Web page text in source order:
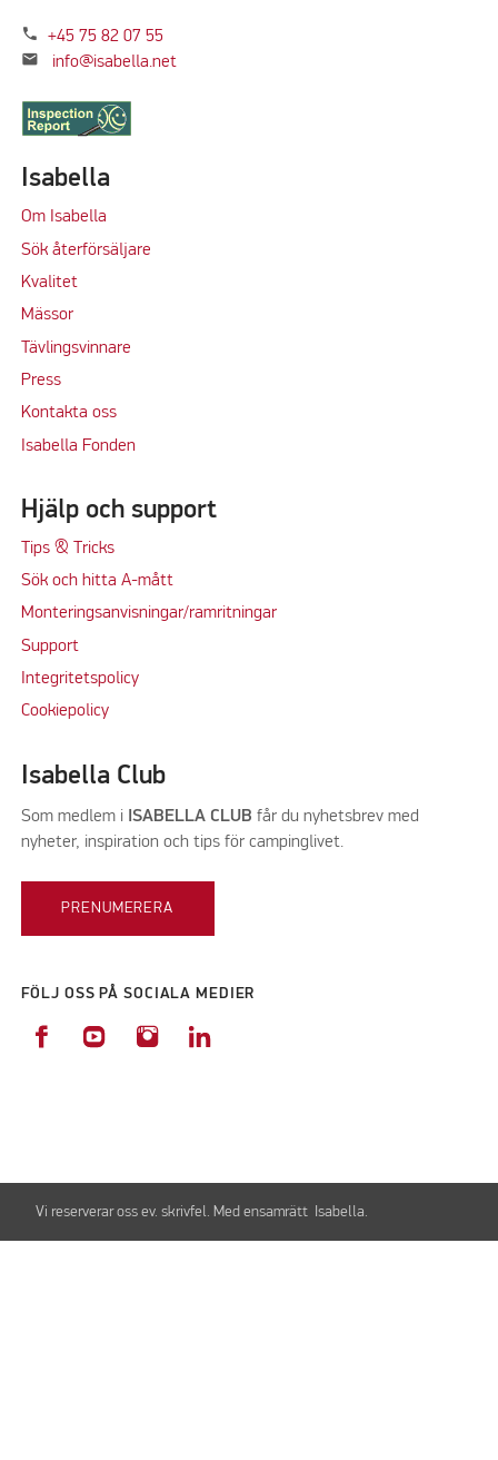
phone +45 75 82 07 55
mail info@isabella.net
Isabella
Om Isabella
Sök återförsäljare
Kvalitet
Mässor
Tävlingsvinnare
Press
Kontakta oss
Isabella Fonden
Hjälp och support
Tips & Tricks
Sök och hitta A-mått
Monteringsanvisningar/ramritningar
Support
Integritetspolicy
Cookiepolicy
Isabella Club
Som medlem i ISABELLA CLUB får du nyhetsbrev med
nyheter, inspiration och tips för campinglivet.
PRENUMERERA
FÖLJ OSS PÅ SOCIALA MEDIER
Vi reserverar oss ev. skrivfel. Med ensamrätt Isabella.